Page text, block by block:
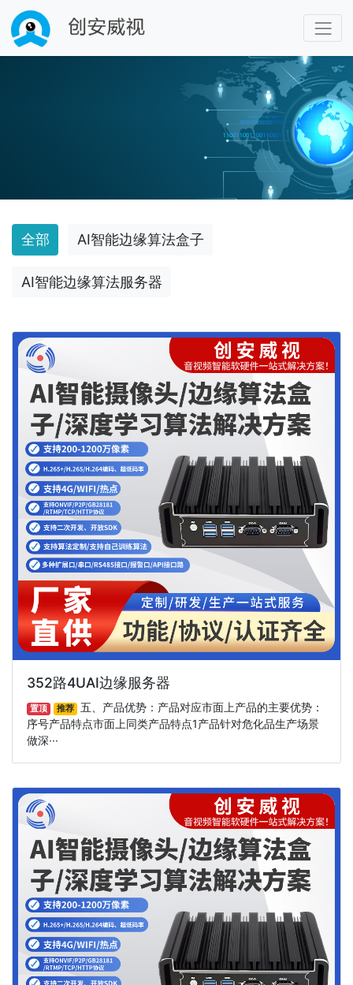
全部 AI智能边缘算法盒子
AI智能边缘算法服务器
352路4UAI边缘服务器
置顶 推荐
五、产品优势：产品对应市面上产品的主要优势：
序号产品特点市面上同类产品特点1产品针对危化品生产场景
做深···